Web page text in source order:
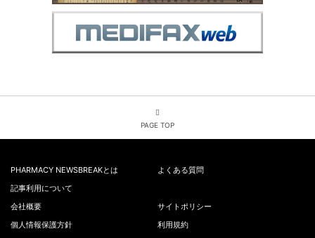
PAGE TOP
PHARMACY NEWSBREAKとは
よくある質問
記事利用について
会社概要
サイトポリシー
個人情報保護方針
利用規約